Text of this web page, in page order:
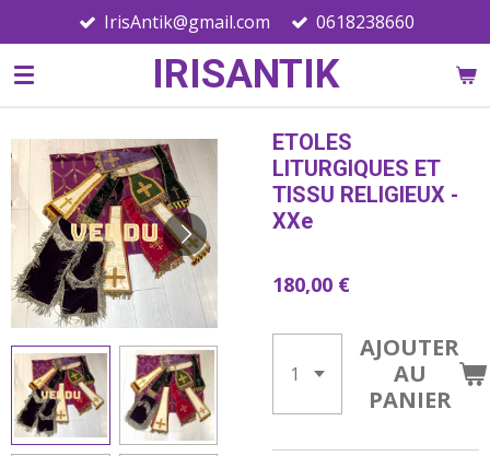
au
contenu
IRISANTIK
IrisAntik@gmail.com 0618238660
ETOLES
LITURGIQUES ET
TISSU RELIGIEUX -
XXe
180,00 €
AJOUTER
AU
PANIER